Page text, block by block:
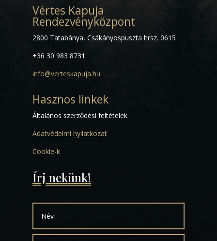
Vértes Kapuja
Rendezvényközpont
2800 Tatabánya, Csákányospuszta hrsz. 0615
+36 30 983 8731
info@verteskapuja.hu
Hasznos linkek
Általános szerződési feltételek
Adatvédelmi nyilatkozat
Cookie-k
Írj nekünk!